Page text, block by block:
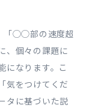
「◯◯部の速度超
、個々の課題に
になります。こ
気をつけてくだ
タに基づいた説